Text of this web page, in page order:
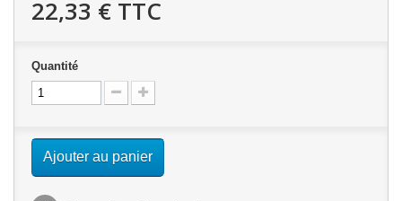
22,33 € TTC
Quantité
Ajouter au panier